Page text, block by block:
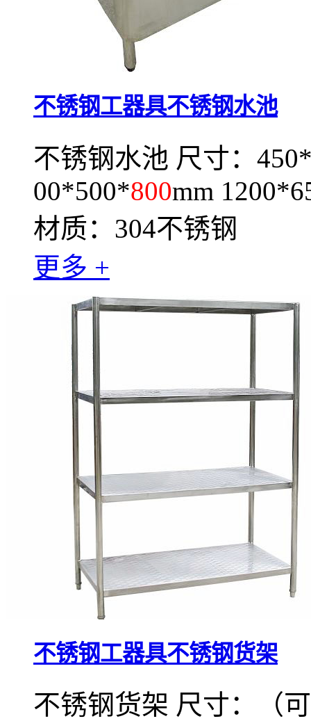
不锈钢工器具不锈钢水池
不锈钢水池 尺寸：
00*500*800mm
材质：304不锈钢
更多 +
不锈钢工器具不锈钢货架
不锈钢货架 尺寸：（